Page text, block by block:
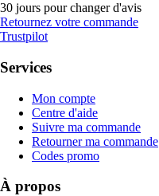
30 jours pour changer d'avis
Retournez votre commande
Trustpilot
Services
Mon compte
Centre d'aide
Suivre ma commande
Retourner ma commande
Codes promo
À propos